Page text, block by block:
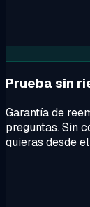
Prueba sin
Garantía de
preguntas. Sin
quieras desde